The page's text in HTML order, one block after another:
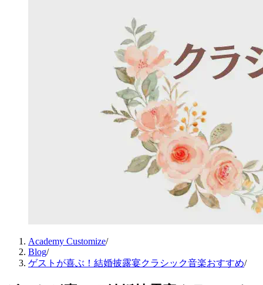
Academy Customize/
Blog/
ゲストが喜ぶ！結婚披露宴クラシック音楽おすすめ/